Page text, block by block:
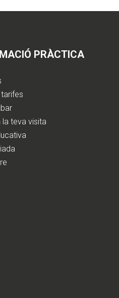
PRÀCTICA
la teva visita